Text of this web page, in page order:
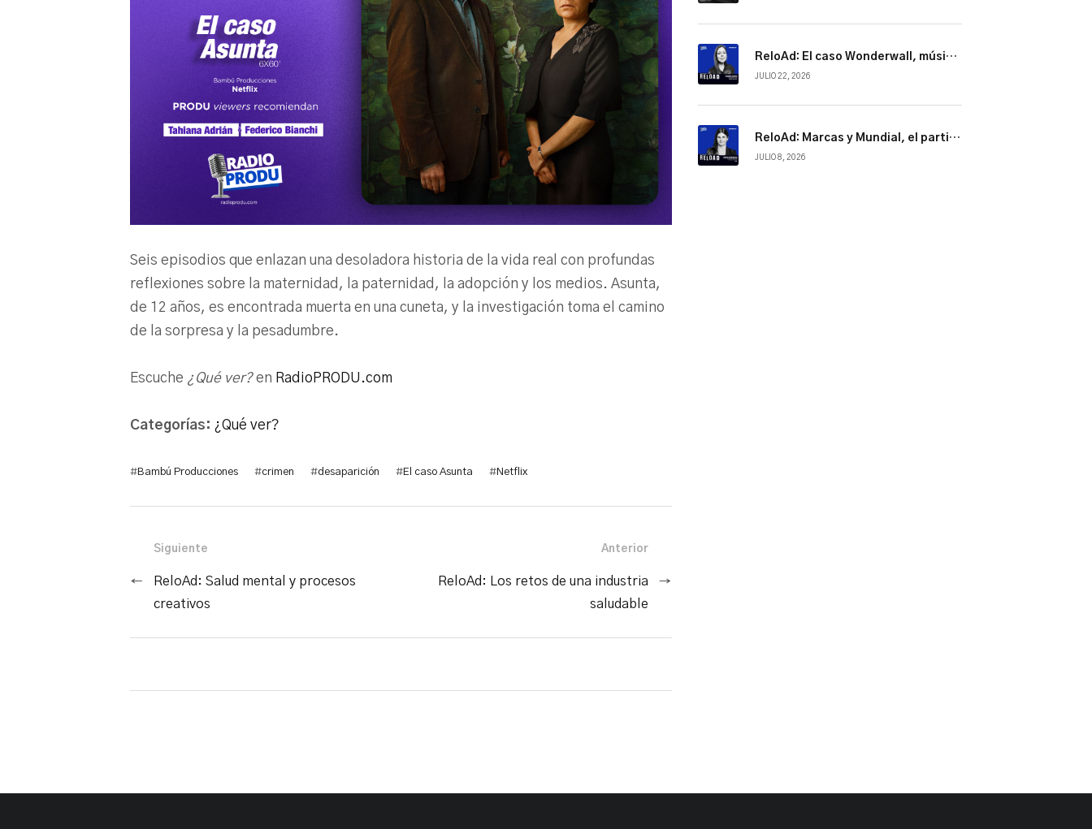
Seis episodios que enlazan una desoladora historia de la vida real con profundas
reflexiones sobre la maternidad, la paternidad, la adopción y los medios. Asunta,
de 12 años, es encontrada muerta en una cuneta, y la investigación toma el camino
de la sorpresa y la pesadumbre.
Escuche ¿Qué ver?en RadioPRODU.com
Categorías: ¿Qué ver?
#Bambú Producciones #crimen #desaparición #El caso Asunta #Netflix
Anterior
ReloAd: Los retos de una industria
saludable
→
Siguiente
←
ReloAd: Salud mental y procesos
creativos
ReloAd: El caso Wonderwall, música, cultura y conexión
JULIO 22, 2026
ReloAd: Marcas y Mundial, el partido por la atención
JULIO 8, 2026